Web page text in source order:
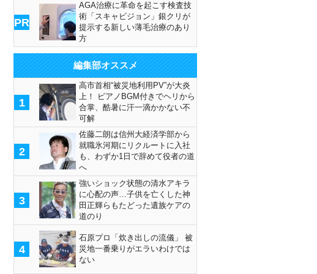
PR
AGA治療に革命を起こす検査技
術「スキャビジョン」銀クリが
提示する新しい薄毛治療のあり
方
編集部オススメ
1
高市首相“被災地利用PV”が大炎
上！ ピアノBGM付きでヘリから
合掌、酷暑に汗一滴かかない不
可解
2
佐藤二朗は信州大経済学部から
就職氷河期にリクルートに入社
も、わずか1日で辞めて役者の道
へ
3
強いショック状態の清水アキラ
に心配の声…子供を亡くした神
田正輝らもたどった遺族ケアの
道のり
4
石原プロ「炊き出しの流儀」 被
災地一番乗りがエラいわけでは
ない